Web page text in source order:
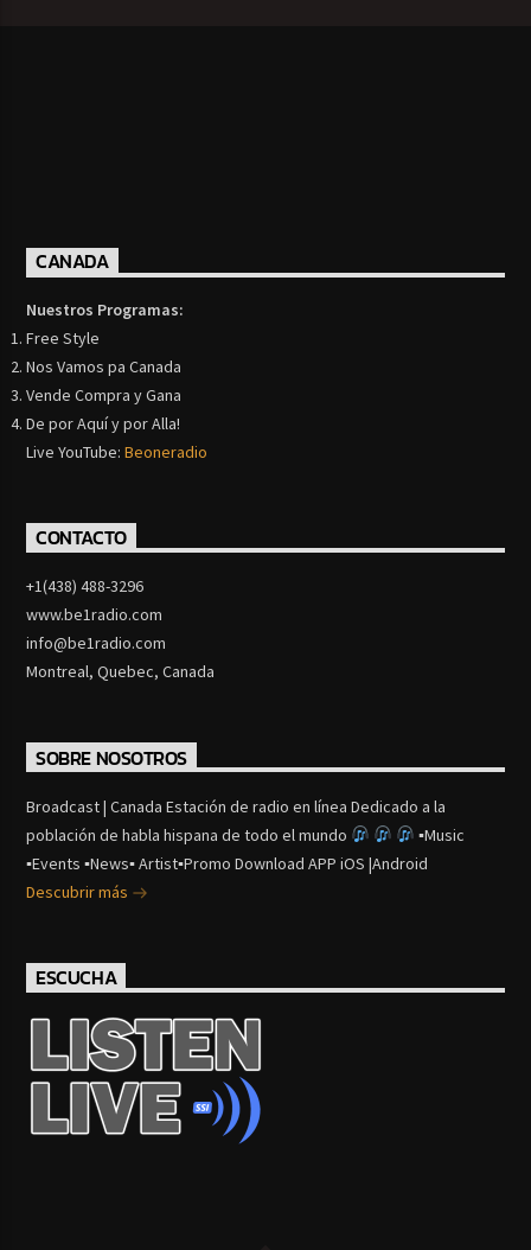
CANADA
Nuestros Programas:
Free Style
Nos Vamos pa Canada
Vende Compra y Gana
De por Aquí y por Alla!
Live YouTube:Beoneradio
CONTACTO
+1(438) 488-3296
www.be1radio.com
info@be1radio.com
Montreal, Quebec, Canada
SOBRE NOSOTROS
Broadcast | Canada Estación de radio en línea Dedicado a la
población de habla hispana de todo el mundo
▪Music
▪Events ▪News▪ Artist▪Promo Download APP iOS |Android
Descubrir más
ESCUCHA